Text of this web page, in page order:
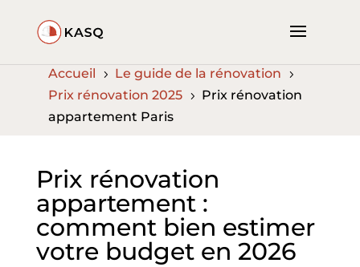
Accueil 5 Le guide de la rénovation 5
Prix rénovation 2025 5
Prix rénovation
appartement Paris
Prix rénovation
appartement :
comment bien estimer
votre budget en 2026